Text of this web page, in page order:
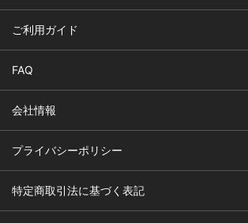
ご利用ガイド
FAQ
会社情報
プライバシーポリシー
特定商取引法に基づく表記